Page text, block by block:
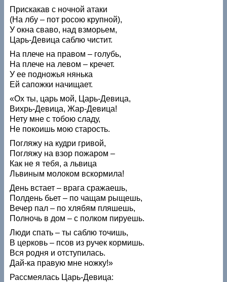
Прискакав с ночной атаки
(На лбу – пот росою крупной),
У окна сваво, над взморьем,
Царь-Девица саблю чистит.
На плече на правом – голубь,
На плече на левом – кречет.
У ее подножья нянька
Ей сапожки начищает.
«Ох ты, царь мой, Царь-Девица,
Вихрь-Девица, Жар-Девица!
Нету мне с тобою сладу,
Не покоишь мою старость.
Погляжу на кудри гривой,
Погляжу на взор пожаром –
Как не я тебя, а львица
Львиным молоком вскормила!
День встает – врага сражаешь,
Полдень бьет – по чащам рыщешь,
Вечер пал – по хлябям пляшешь,
Полночь в дом – с полком пируешь.
Люди спать – ты саблю точишь,
В церковь – псов из ручек кормишь.
Вся родня и отступилась.
Дай-ка правую мне ножку!»
Рассмеялась Царь-Девица: